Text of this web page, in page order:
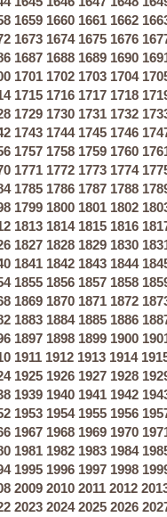
1659 1660 1661 1662
1673 1674 1675 1676
1687 1688 1689 1690
1701 1702 1703 1704
1715 1716 1717 1718
1729 1730 1731 1732
1743 1744 1745 1746
1757 1758 1759 1760
1771 1772 1773 1774
1785 1786 1787 1788
1799 1800 1801 1802
1813 1814 1815 1816
1827 1828 1829 1830
1841 1842 1843 1844
1855 1856 1857 1858
1869 1870 1871 1872
1883 1884 1885 1886
1897 1898 1899 1900
1911 1912 1913 1914
1925 1926 1927 1928
1939 1940 1941 1942
1953 1954 1955 1956
1967 1968 1969 1970
1981 1982 1983 1984
1995 1996 1997 1998
2009 2010 2011 2012
2023 2024 2025 2026